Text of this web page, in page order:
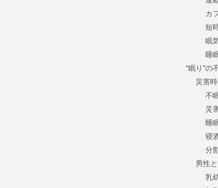
カ
短
眠
睡
“眠り”の
災害
不
災
睡
寝
分
男性
乳